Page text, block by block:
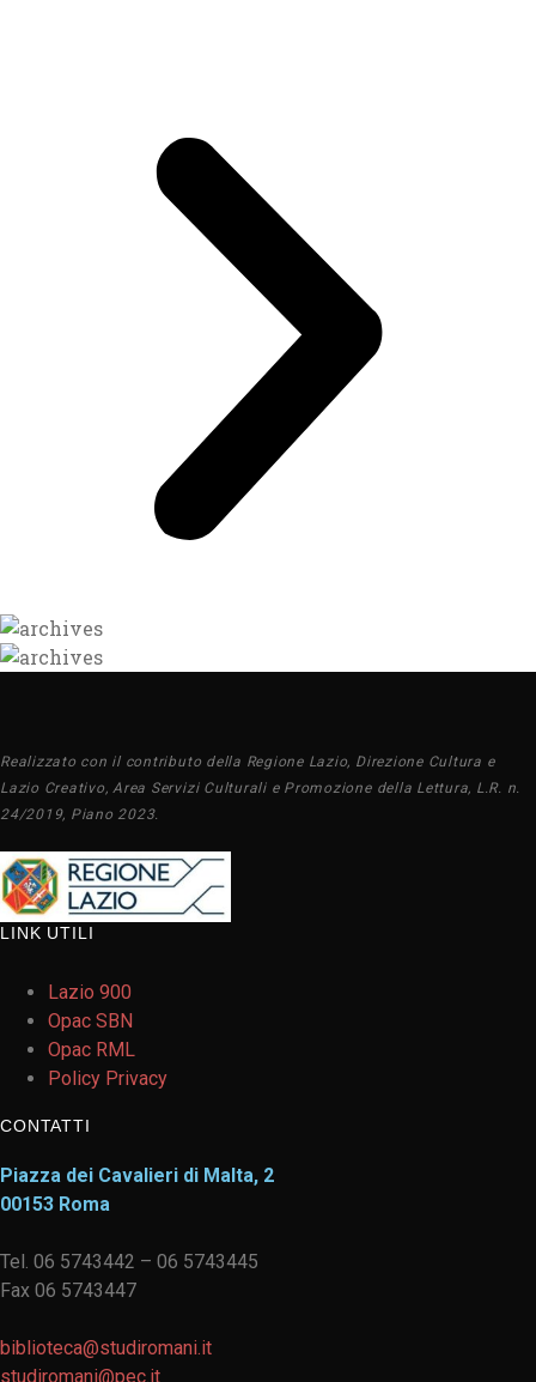
Realizzato con il contributo della Regione Lazio, Direzione Cultura e
Lazio Creativo, Area Servizi Culturali e Promozione della Lettura, L.R. n.
24/2019, Piano 2023.
LINK UTILI
Lazio 900
Opac SBN
Opac RML
Policy Privacy
CONTATTI
Piazza dei Cavalieri di Malta, 2
00153 Roma
Tel. 06 5743442 – 06 5743445
Fax 06 5743447
biblioteca@studiromani.it
studiromani@pec.it